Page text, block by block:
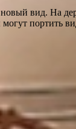
вид. На
портить